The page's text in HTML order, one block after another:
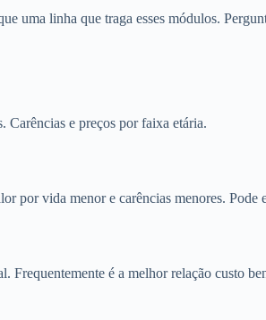
uma linha que traga esses módulos.
Carências e preços por faixa etária.
por vida menor e carências menores.
Frequentemente é a melhor relação custo